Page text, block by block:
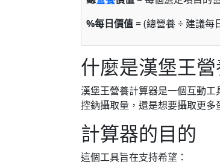
%每日價值= (總營養 ÷ 建議每
什麼是漢堡王
漢堡王營養計算器是一個互動
控鈉攝取量，還是想要攝取更
計算器的目的
這個工具旨在支持希望：